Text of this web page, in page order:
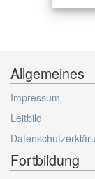
Allgemeines
Impressum
Leitbild
Fortbildung